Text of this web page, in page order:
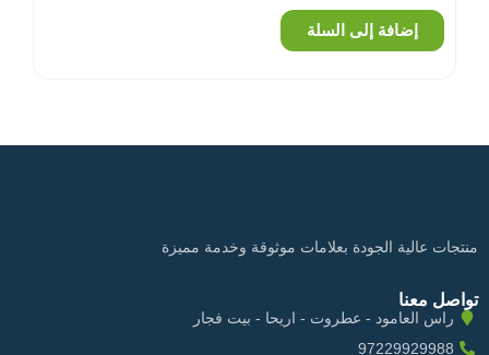
إضافة إلى السلة
منتجات عالية الجودة بعلامات موثوقة وخدمة مميزة
تواصل معنا
راس العامود - عطروت - اريحا - بيت فجار
97229929988